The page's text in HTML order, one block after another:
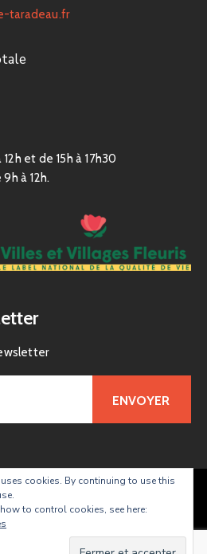
taradeau.fr
et de 15h à 17h30
à 12h.
la commune
cookies. By continuing to use this
to control cookies, see here: